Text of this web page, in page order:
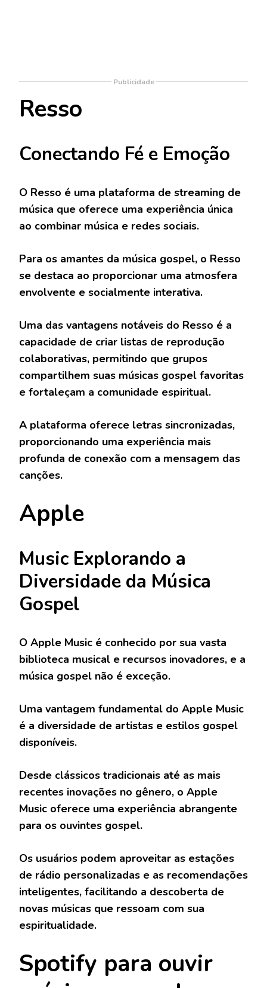
Publicidade
Resso
Conectando Fé e Emoção
O Resso é uma plataforma de streaming de
música que oferece uma experiência única
ao combinar música e redes sociais.
Para os amantes da música gospel, o Resso
se destaca ao proporcionar uma atmosfera
envolvente e socialmente interativa.
Uma das vantagens notáveis do Resso é a
capacidade de criar listas de reprodução
colaborativas, permitindo que grupos
compartilhem suas músicas gospel favoritas
e fortaleçam a comunidade espiritual.
A plataforma oferece letras sincronizadas,
proporcionando uma experiência mais
profunda de conexão com a mensagem das
canções.
Apple
Music Explorando a
Diversidade da Música
Gospel
O Apple Music é conhecido por sua vasta
biblioteca musical e recursos inovadores, e a
música gospel não é exceção.
Uma vantagem fundamental do Apple Music
é a diversidade de artistas e estilos gospel
disponíveis.
Desde clássicos tradicionais até as mais
recentes inovações no gênero, o Apple
Music oferece uma experiência abrangente
para os ouvintes gospel.
Os usuários podem aproveitar as estações
de rádio personalizadas e as recomendações
inteligentes, facilitando a descoberta de
novas músicas que ressoam com sua
espiritualidade.
Spotify para ouvir